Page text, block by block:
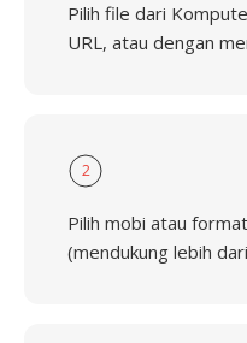
Pilih file dari
URL, atau dengan
2
Pilih mobi atau
(mendukung lebih